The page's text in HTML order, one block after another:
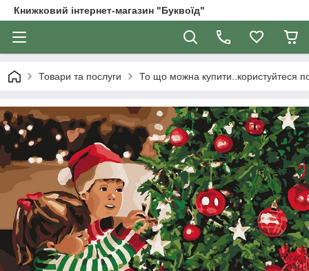
Книжковий інтернет-магазин "Буквоїд"
Товари та послуги То що можна купити..користуйтеся